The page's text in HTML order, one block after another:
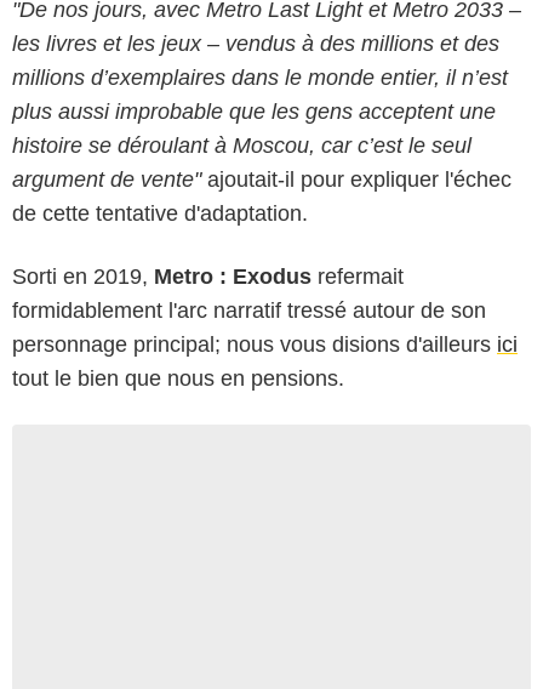
"De nos jours, avec Metro Last Light et Metro 2033 –
les livres et les jeux – vendus à des millions et des
millions d’exemplaires dans le monde entier, il n’est
plus aussi improbable que les gens acceptent une
histoire se déroulant à Moscou, car c’est le seul
argument de vente"ajoutait-il pour expliquer l'échec
de cette tentative d'adaptation.
Sorti en 2019, Metro : Exodus refermait
formidablement l'arc narratif tressé autour de son
personnage principal; nous vous disions d'ailleurs ici
tout le bien que nous en pensions.